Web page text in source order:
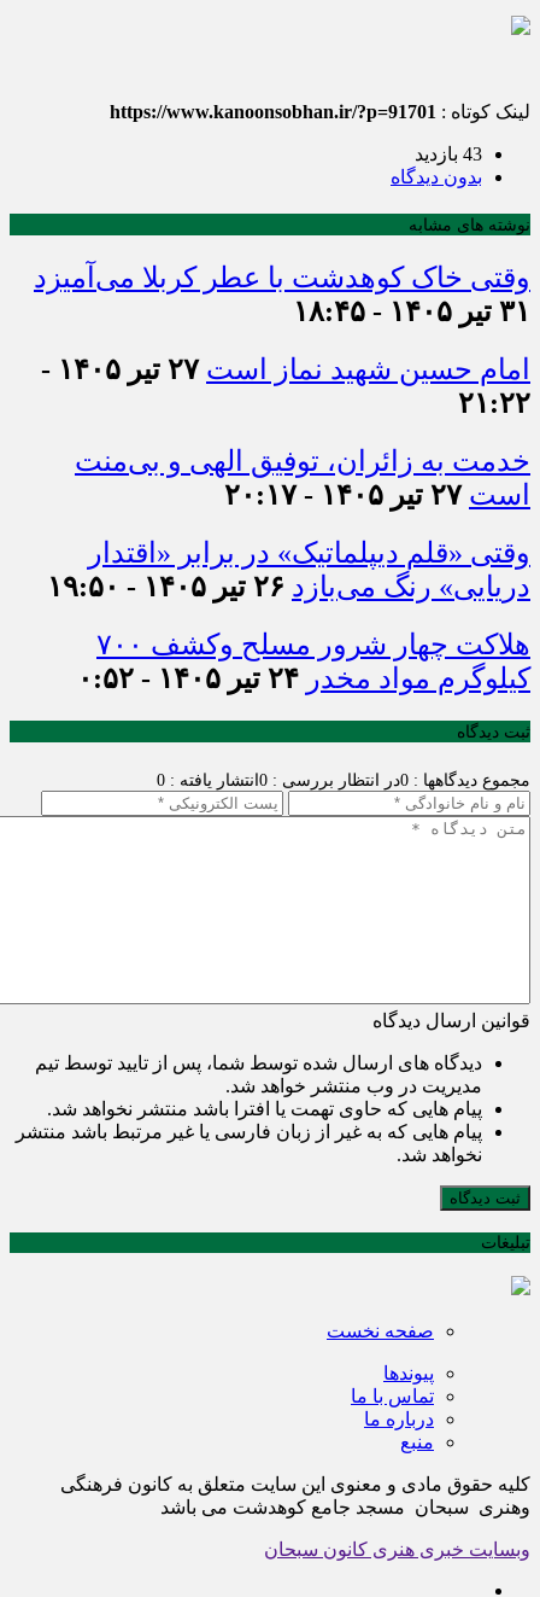
لینک کوتاه : https://www.kanoonsobhan.ir/?p=91701
43 بازدید
بدون دیدگاه
نوشته های مشابه
وقتی خاک کوهدشت با عطر کربلا می‌آمیزد
۳۱ تیر ۱۴۰۵ - ۱۸:۴۵
امام حسین شهید نماز است
۲۷ تیر ۱۴۰۵ -
۲۱:۲۲
خدمت به زائران، توفیق الهی و بی‌منت
است ۲۷ تیر ۱۴۰۵ - ۲۰:۱۷
وقتی «قلم دیپلماتیک» در برابر «اقتدار
دریایی» رنگ می‌بازد ۲۶ تیر ۱۴۰۵ - ۱۹:۵۰
هلاکت چهار شرور مسلح وکشف ۷۰۰
کیلوگرم مواد مخدر ۲۴ تیر ۱۴۰۵ - ۰:۵۲
ثبت دیدگاه
مجموع دیدگاهها : 0 در انتظار بررسی : 0 انتشار یافته : 0
قوانین ارسال دیدگاه
دیدگاه های ارسال شده توسط شما، پس از تایید توسط تیم
مدیریت در وب منتشر خواهد شد.
پیام هایی که حاوی تهمت یا افترا باشد منتشر نخواهد شد.
پیام هایی که به غیر از زبان فارسی یا غیر مرتبط باشد منتشر
نخواهد شد.
ثبت دیدگاه
تبلیغات
صفحه نخست
پیوندها
تماس با ما
درباره ما
منبع
کلیه حقوق مادی و معنوی این سایت متعلق به کانون فرهنگی
وهنری سبحان مسجد جامع کوهدشت می باشد
وبسایت خبری هنری کانون سبحان